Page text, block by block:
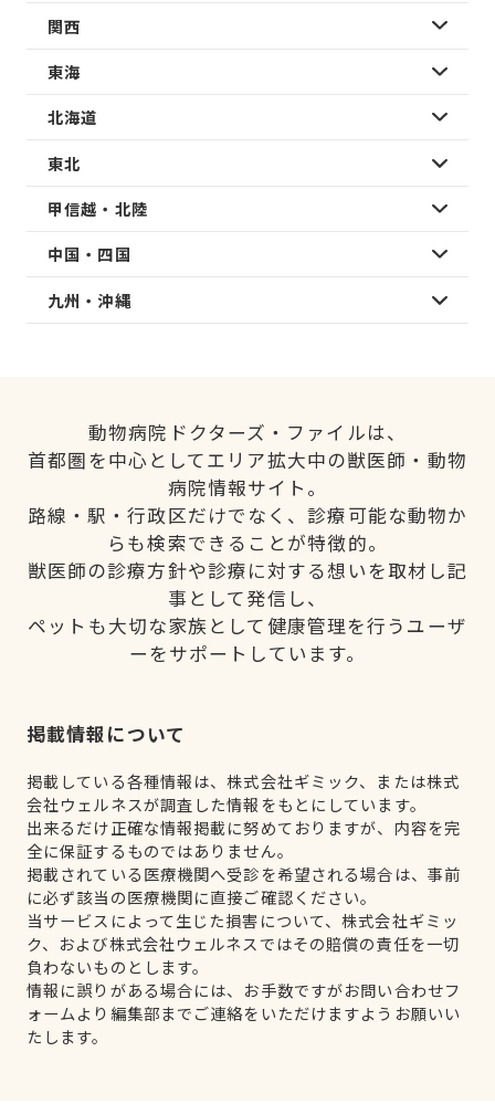
関西
東海
北海道
東北
甲信越・北陸
中国・四国
九州・沖縄
動物病院ドクターズ・ファイルは、
首都圏を中心としてエリア拡大中の獣医師・動物
病院情報サイト。
路線・駅・行政区だけでなく、診療可能な動物か
らも検索できることが特徴的。
獣医師の診療方針や診療に対する想いを取材し記
事として発信し、
ペットも大切な家族として健康管理を行うユーザ
ーをサポートしています。
掲載情報について
掲載している各種情報は、株式会社ギミック、または株式
会社ウェルネスが調査した情報をもとにしています。
出来るだけ正確な情報掲載に努めておりますが、内容を完
全に保証するものではありません。
掲載されている医療機関へ受診を希望される場合は、事前
に必ず該当の医療機関に直接ご確認ください。
当サービスによって生じた損害について、株式会社ギミッ
ク、および株式会社ウェルネスではその賠償の責任を一切
負わないものとします。
情報に誤りがある場合には、お手数ですがお問い合わせフ
ォームより編集部までご連絡をいただけますようお願いい
たします。